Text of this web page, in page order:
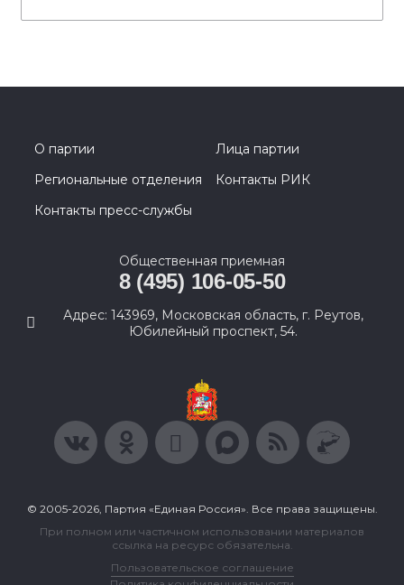
О партии
Лица партии
Региональные отделения
Контакты РИК
Контакты пресс-службы
Общественная приемная
8 (495) 106-05-50
Адрес: 143969, Московская область, г. Реутов,
Юбилейный проспект, 54.
© 2005-2026, Партия «Единая Россия». Все права защищены.
При полном или частичном использовании материалов
ссылка на ресурс обязательна.
Пользовательское соглашение